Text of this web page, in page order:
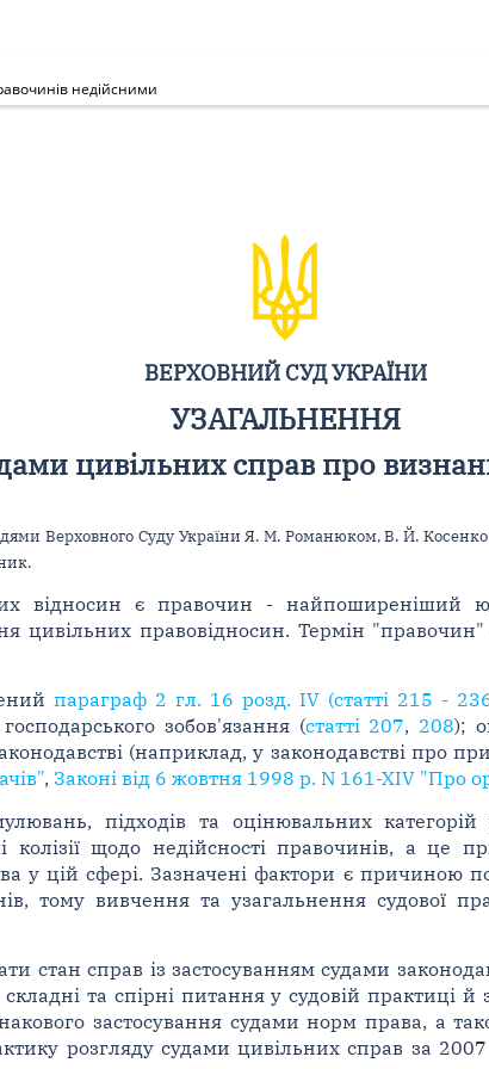
недійсними
ВЕРХОВНИЙ СУД УКРАЇНИ
УЗАГАЛЬНЕННЯ
цивільних справ про
Верховного Суду України Я. М. Романюком, В. Й.
відносин є правочин - найпоширеніший
цивільних правовідносин. Термін
параграф 2 гл. 16 розд. IV (статті 215 -
зобов'язання (статті 207, 208);
(наприклад, у законодавстві про
, Законі від 6 жовтня 1998 р. N 161-XIV "Про
підходів та оцінювальних
колізії щодо недійсності правочинів, а це
у цій сфері. Зазначені фактори є причиною
тому вивчення та узагальнення судової
стан справ із застосуванням судами
та спірні питання у судовій практиці й
застосування судами норм права, а
розгляду судами цивільних справ за